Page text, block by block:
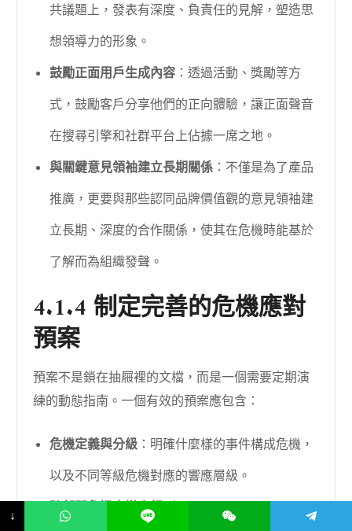
共議題上，發表有深度、負責任的見解，塑造思
想領導力的形象。
鼓勵正面用戶生成內容 ：透過活動、獎勵等方
式，鼓勵客戶分享他們的正向體驗，讓正面聲音
在搜尋引擎和社群平台上佔據一席之地。
與關鍵意見領袖建立長期關係 ：不僅是為了產品
推廣，更要與那些認同品牌價值觀的意見領袖建
立長期、深度的合作關係，使其在危機時能基於
了解而為組織發聲。
4.1.4 制定完善的危機應對
預案
預案不是鎖在抽屜裡的文檔，而是一個需要定期演
練的動態指南。一個有效的預案應包含：
危機定義與分級 ：明確什麼樣的事件構成危機，
以及不同等級危機對應的響應層級。
跨部門危機應變小組（Crisis Management
↓